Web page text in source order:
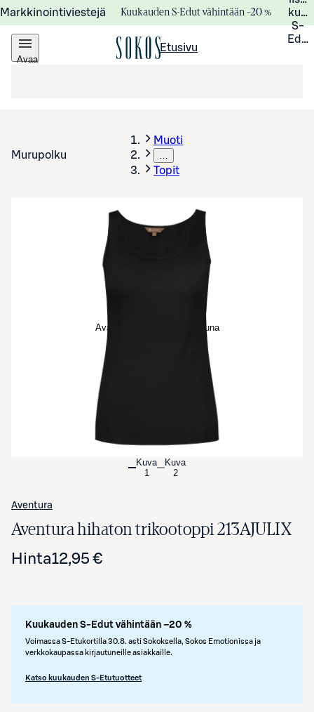
Markkinointiviestejä Kuukauden S-Edut vähintään –20 %
S-
Avaa
Etusivu
Murupolku
Muoti
…
Topit
Avaa tuotekuva suurennettuna
Kuva
1
Kuva
2
Aventura
Aventura hihaton trikootoppi 213AJULIX
Hinta12,95 €
Kuukauden S-Edut vähintään –20 %
Voimassa S-Etukortilla 30.8. asti Sokoksella, Sokos Emotionissa ja
verkkokaupassa kirjautuneille asiakkaille.
Katso kuukauden S-Etutuotteet